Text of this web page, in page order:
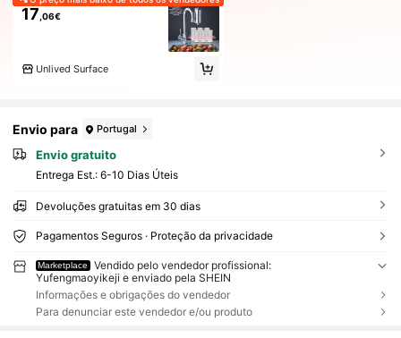
17 ,06€
Unlived Surface
Envio para Portugal
Envio gratuito
Entrega Est.: 6-10 Dias Úteis
Devoluções gratuitas em 30 dias
Pagamentos Seguros · Proteção da privacidade
Marketplace
Vendido pelo vendedor profissional:
Yufengmaoyikeji e enviado pela SHEIN
Informações e obrigações do vendedor
Para denunciar este vendedor e/ou produto